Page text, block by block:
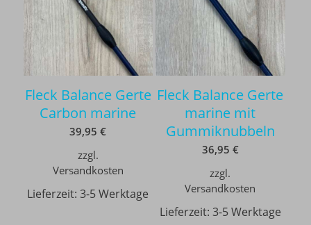
Fleck Balance Gerte
Carbon marine
39,95€
zzgl.
Versandkosten
Lieferzeit:3-5 Werktage
Fleck Balance Gerte
marine mit
Gummiknubbeln
36,95 €
zzgl.
Versandkosten
Lieferzeit: 3-5 Werktage